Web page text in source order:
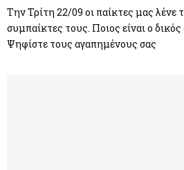
Την Τρίτη 22/09 οι παίκτες μας λένε
συμπαίκτες τους. Ποιος είναι ο
Ψηφίστε τους αγαπημένους σας